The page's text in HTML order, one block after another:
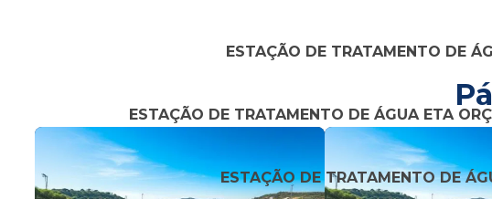
ESTAÇÃO DE TRATAMENTO DE
ESTAÇÃO DE TRATAMENTO DE ÁGUA ETA
ESTAÇÃO DE TRATAMENTO DE